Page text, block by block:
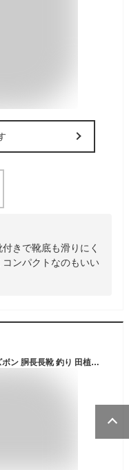
きで靴底も滑りにく
ンパクトなのもいい
送料無料 ウェーダー【令和モデル】防水ズボン 胴長長靴 釣り 田植え 漁業 雪かき 26~27cm